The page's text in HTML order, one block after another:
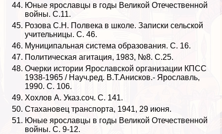
Юные ярославцы в годы Великой Отечественной
войны. С.11.
Розова С.Н. Полвека в школе. Записки сельской
учительницы. С. 46.
Муниципальная система образования. С. 16.
Политическая агитация, 1983, №8. С.25.
Очерки истории Ярославской организации КПСС
1938-1965 / Науч.ред. В.Т.Анисков.- Ярославль,
1990. С. 106.
Хохлов А. Указ.соч. С. 141.
Стахановец трaнcпорта, 1941, 29 июня.
Юные ярославцы в годы Великой Отечественной
войны. С. 9-12.